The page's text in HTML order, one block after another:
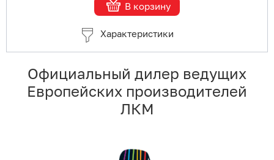
В корзину
Характеристики
Официальный дилер ведущих
Европейских производителей
ЛКМ